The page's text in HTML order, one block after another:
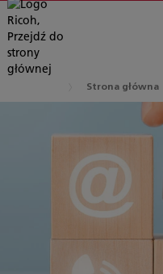
Strona główna